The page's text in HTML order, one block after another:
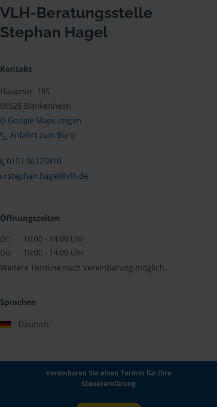
VLH-Beratungsstelle
Stephan Hagel
Kontakt
Hauptstr. 185
06528 Blankenheim
Google Maps zeigen
Anfahrt zum Büro
0151 56125910
stephan.hagel@vlh.de
Öffnungszeiten
Di:
10:00 - 14:00 Uhr
Do:
10:00 - 14:00 Uhr
Weitere Termine nach Vereinbarung möglich.
Sprachen
Deutsch
Vereinbaren Sie einen Termin für Ihre
Steuererklärung